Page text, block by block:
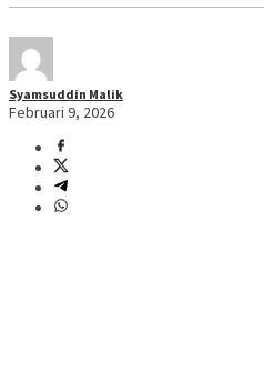
Syamsuddin Malik
Februari 9, 2026